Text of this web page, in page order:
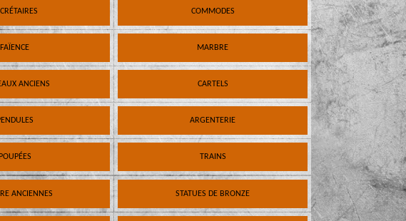
COMMODES
FAÏENCE MARBRE
ANCIENS CARTELS
ARGENTERIE
TRAINS
ANCIENNES STATUES DE BRONZE